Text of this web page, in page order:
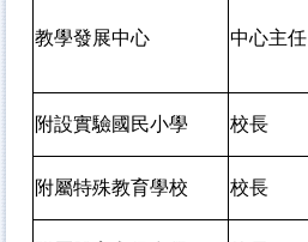
教學發展中心 中心主任
附設實驗國民小學 校長
附屬特殊教育學校 校長